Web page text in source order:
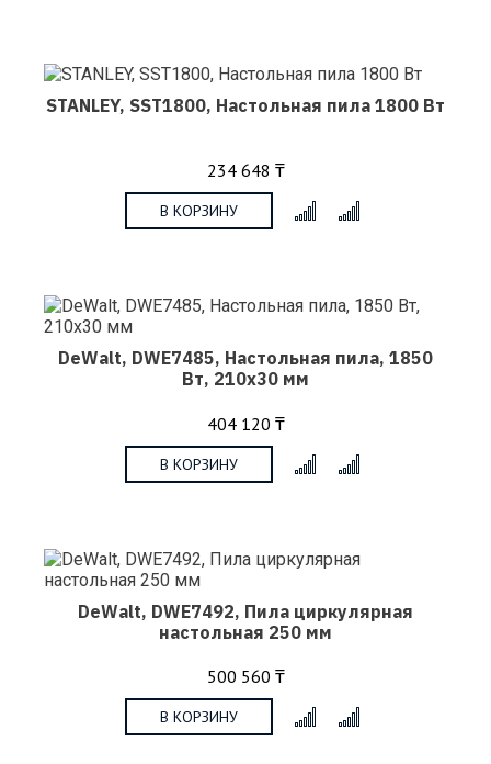
STANLEY, SST1800, Настольная пила 1800 Вт
234 648 ₸
В КОРЗИНУ
DeWalt, DWE7485, Настольная пила, 1850
Вт, 210х30 мм
404 120 ₸
В КОРЗИНУ
DeWalt, DWE7492, Пила циркулярная
настольная 250 мм
500 560 ₸
В КОРЗИНУ